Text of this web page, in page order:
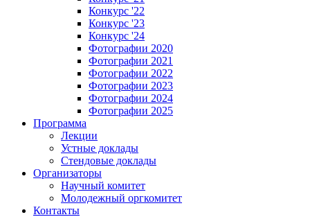
Конкурс '22
Конкурс '23
Конкурс '24
Фотографии 2020
Фотографии 2021
Фотографии 2022
Фотографии 2023
Фотографии 2024
Фотографии 2025
Программа
Лекции
Устные доклады
Стендовые доклады
Организаторы
Научный комитет
Молодежный оргкомитет
Контакты